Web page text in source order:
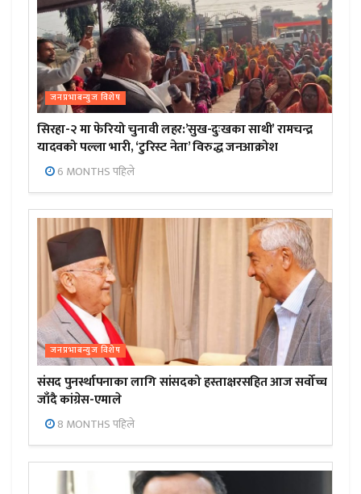
जनप्रभाबन्युज विशेष
सिरहा-२ मा फेरियो चुनावी लहर:’सुख-दुःखका साथी’ रामचन्द्र
यादवको पल्ला भारी, ‘टुरिस्ट नेता’ विरुद्ध जनआक्रोश
6 MONTHS पहिले
जनप्रभाबन्युज विशेष
संसद पुनर्स्थापनाका लागि सांसदको हस्ताक्षरसहित आज सर्वोच्च
जाँदै कांग्रेस-एमाले
8 MONTHS पहिले